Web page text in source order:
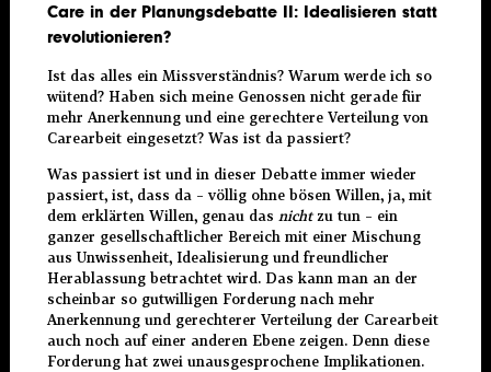
Care in der Planungsdebatte II: Idealisieren statt
revolutionieren?
Ist das alles ein Missverständnis? Warum werde ich so
wütend? Haben sich meine Genossen nicht gerade für
mehr Anerkennung und eine gerechtere Verteilung von
Carearbeit eingesetzt? Was ist da passiert?
Was passiert ist und in dieser Debatte immer wieder
passiert, ist, dass da – völlig ohne bösen Willen, ja, mit
dem erklärten Willen, genau das nichtzu tun – ein
ganzer gesellschaftlicher Bereich mit einer Mischung
aus Unwissenheit, Idealisierung und freundlicher
Herablassung betrachtet wird. Das kann man an der
scheinbar so gutwilligen Forderung nach mehr
Anerkennung und gerechterer Verteilung der Carearbeit
auch noch auf einer anderen Ebene zeigen. Denn diese
Forderung hat zwei unausgesprochene Implikationen.